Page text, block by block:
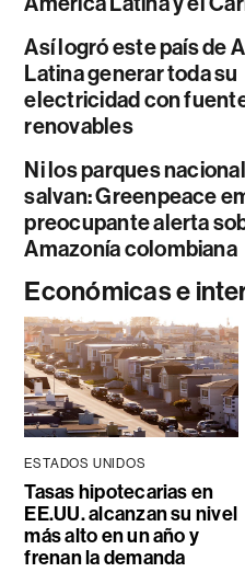
Así logró este país de
Latina generar toda su
electricidad con
renovables
Ni los parques
salvan: Greenpeace
preocupante alerta
Amazonía colombiana
Económicas e
ESTADOS UNIDOS
Tasas hipotecarias en
EE.UU. alcanzan su nivel
más alto en un año y
frenan la demanda